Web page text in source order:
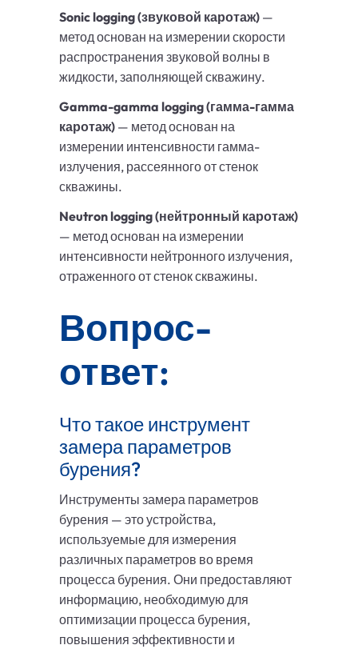
Sonic logging (звуковой каротаж) —
метод основан на измерении скорости
распространения звуковой волны в
жидкости, заполняющей скважину.
Gamma-gamma logging (гамма-гамма
каротаж) — метод основан на
измерении интенсивности гамма-
излучения, рассеянного от стенок
скважины.
Neutron logging (нейтронный каротаж)
— метод основан на измерении
интенсивности нейтронного излучения,
отраженного от стенок скважины.
Вопрос-
ответ:
Что такое инструмент
замера параметров
бурения?
Инструменты замера параметров
бурения — это устройства,
используемые для измерения
различных параметров во время
процесса бурения. Они предоставляют
информацию, необходимую для
оптимизации процесса бурения,
повышения эффективности и